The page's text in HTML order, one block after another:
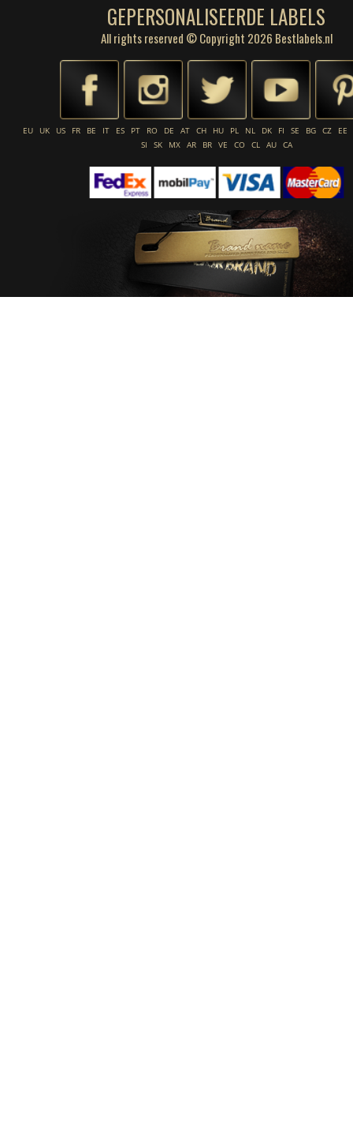
GEPERSONALISEERDE LABELS
All rights reserved © Copyright 2026 Bestlabels.nl
EU UK US FR BE IT ES PT RO DE AT CH HU PL NL DK FI SE BG CZ
EE
SI
SK MX AR BR VE CO CL AU CA